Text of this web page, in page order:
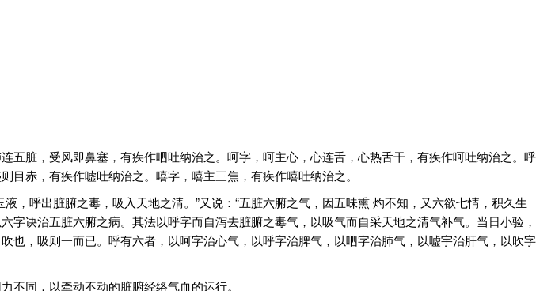
脏，受风即鼻塞，有疾作呬吐纳治之。呵字，呵主心，心连舌，心热舌干，有疾作呵吐纳治之。呼
赤，有疾作嘘吐纳治之。嘻字，嘻主三焦，有疾作嘻吐纳治之。
，呼出脏腑之毒，吸入天地之清。”又说：“五脏六腑之气，因五味熏 灼不知，又六欲七情，积久生
诀治五脏六腑之病。其法以呼字而自泻去脏腑之毒气，以吸气而自采天地之清气补气。当日小验，
，吸则一而已。呼有六者，以呵字治心气，以呼字治脾气，以呬字治肺气，以嘘宇治肝气，以吹字
同，以牵动不动的脏腑经络气血的运行。